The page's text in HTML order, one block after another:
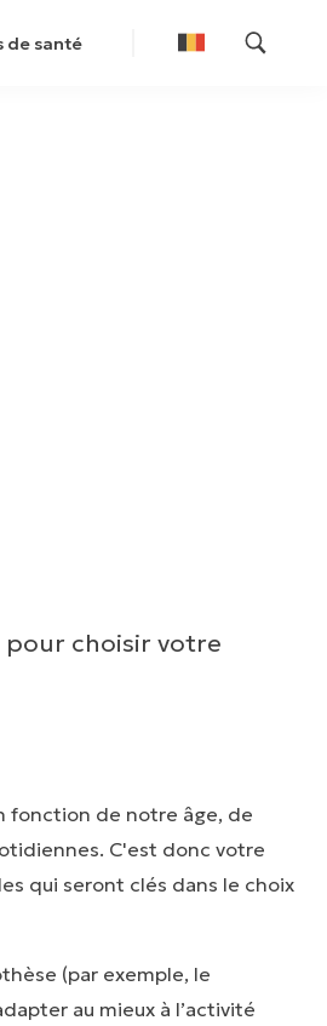
de santé
choisir votre
fonction de notre âge, de
C'est donc votre
qui seront clés dans le choix
(par exemple, le
au mieux à l’activité